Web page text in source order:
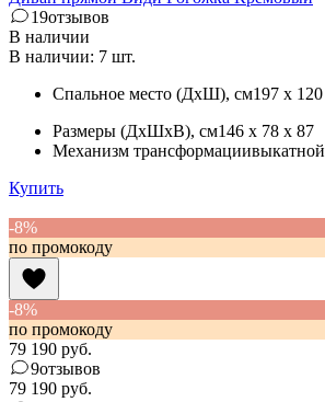
19отзывов
В наличии
В наличии: 7 шт.
Спальное место (ДхШ), см197 x 120
Размеры (ДхШхВ), см146 x 78 x 87
Механизм трансформациивыкатной
Купить
-8%
по промокоду
-8%
по промокоду
79 190 руб.
9отзывов
79 190 руб.